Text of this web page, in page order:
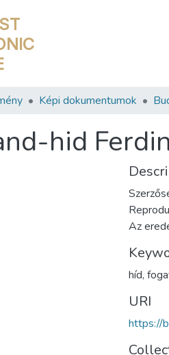
Képi dokumentumok
hid
Az
híd,
URI
https://